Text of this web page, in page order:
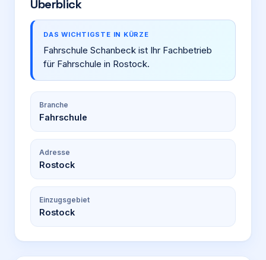
Überblick
DAS WICHTIGSTE IN KÜRZE
Fahrschule Schanbeck ist Ihr Fachbetrieb
für Fahrschule in Rostock.
Branche
Fahrschule
Adresse
Rostock
Einzugsgebiet
Rostock